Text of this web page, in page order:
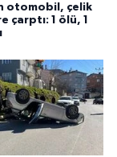
otomobil, çelik
çarptı: 1 ölü, 1